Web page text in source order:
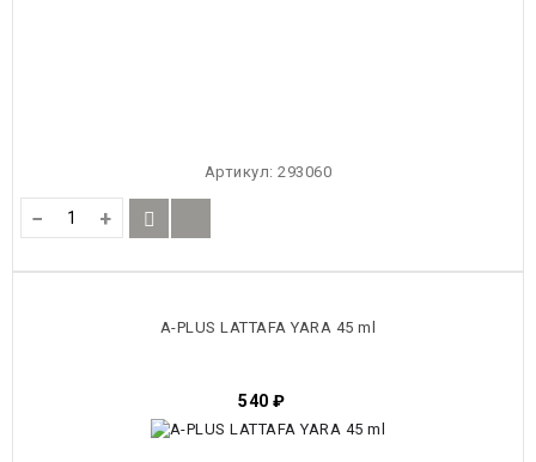
Артикул:293060
− +
A-PLUS LATTAFA YARA 45 ml
540 ₽